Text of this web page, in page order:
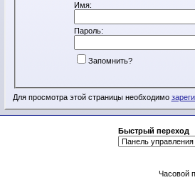
Имя:
Пароль:
Запомнить?
Для просмотра этой страницы необходимо
Быстрый переход
Часовой